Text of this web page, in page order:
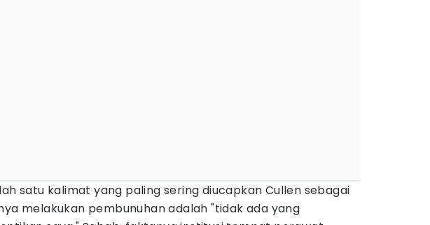
satu kalimat yang paling sering diucapkan Cullen sebagai
melakukan pembunuhan adalah "tidak ada yang